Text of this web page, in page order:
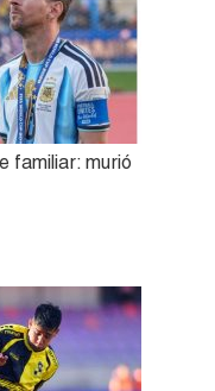
familiar: murió